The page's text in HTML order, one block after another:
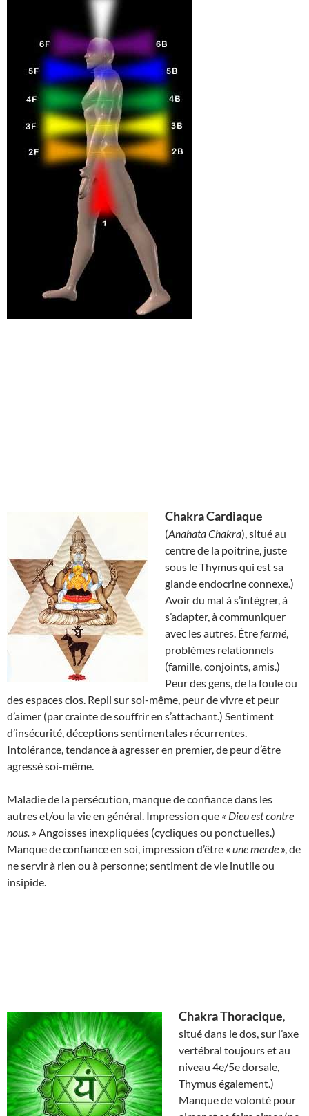
Chakra Cardiaque
(Anahata Chakra), situé au
centre de la poitrine, juste
sous le Thymus qui est sa
glande endocrine connexe.)
Avoir du mal à s’intégrer, à
s’adapter, à communiquer
avec les autres. Êtrefermé,
problèmes relationnels
(famille, conjoints, amis.)
Peur des gens, de la foule ou
des espaces clos. Repli sur soi-même, peur de vivre et peur
d’aimer (par crainte de souffrir en s’attachant.) Sentiment
d’insécurité, déceptions sentimentales récurrentes.
Intolérance, tendance à agresser en premier, de peur d’être
agressé soi-même.
Maladie de la persécution, manque de confiance dans les
autres et/ou la vie en général. Impression que « Dieu est contre
nous. » Angoisses inexpliquées (cycliques ou ponctuelles.)
Manque de confiance en soi, impression d’être « une merde », de
ne servir à rien ou à personne; sentiment de vie inutile ou
insipide.
Chakra Thoracique,
situé dans le dos, sur l’axe
vertébral toujours et au
niveau 4e/5e dorsale,
Thymus également.)
Manque de volonté pour